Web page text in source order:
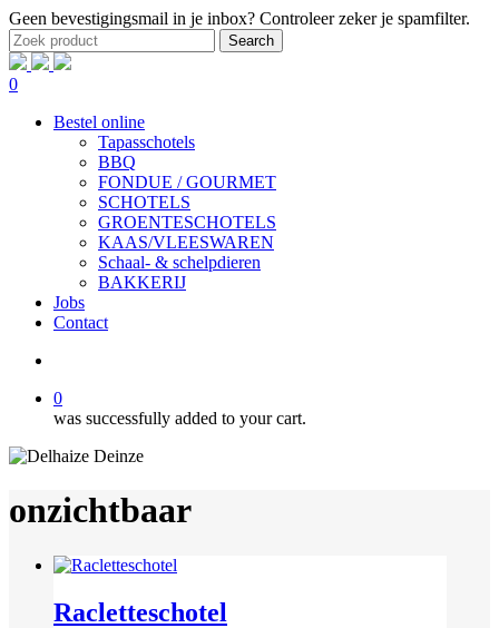
Skip
to
main
content
Geen bevestigingsmail in je inbox? Controleer zeker je spamfilter.
Search
Close
Search
0
Bestel online
Tapasschotels
BBQ
FONDUE / GOURMET
SCHOTELS
GROENTESCHOTELS
KAAS/VLEESWAREN
Schaal- & schelpdieren
BAKKERIJ
Jobs
Contact
0
was successfully added to your cart.
onzichtbaar
Racletteschotel